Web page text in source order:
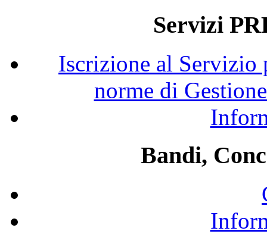
Servizi
Iscrizione al Servizio
norme di
Bandi,